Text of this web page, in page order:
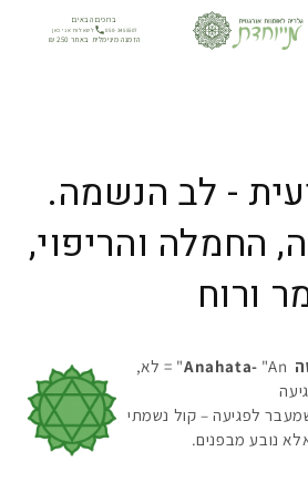
ברוכים הבאים
לשאלות אני כאן 050-3455507
הזמנה מינימלית באתר 250 ₪
- לב הנשמה.
החמלה והריפוי,
ורוח
-
"An" = לא,
לפגיעה – קול נשמתי
נובע מבפנים.